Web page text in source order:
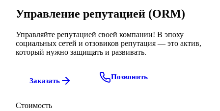
Управление репутацией (ORM)
Управляйте репутацией своей компании! В эпоху
социальных сетей и отзовиков репутация — это актив,
который нужно защищать и развивать.
Заказать Позвонить
Стоимость